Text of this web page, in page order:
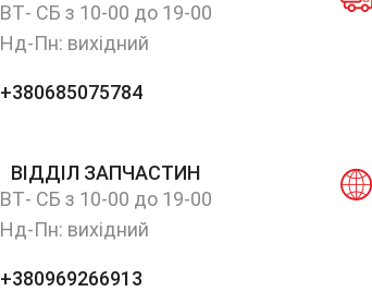
ВТ- СБ з 10-00 до 19-00
Нд-Пн: вихідний
+380685075784
ВІДДІЛ ЗАПЧАСТИН
ВТ- СБ з 10-00 до 19-00
Нд-Пн: вихідний
+380969266913